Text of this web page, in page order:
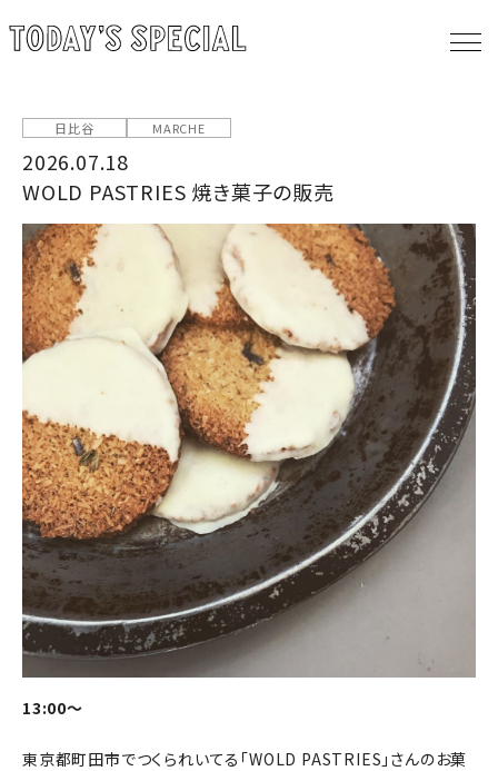
日比谷 MARCHE
2026.07.18
WOLD PASTRIES 焼き菓子の販売
13:00～
東京都町田市でつくられいてる「WOLD PASTRIES」さんのお菓